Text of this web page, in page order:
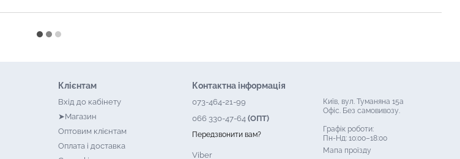
Клієнтам
Вхід до кабінету
➤Магазин
Оптовим клієнтам
Оплата і доставка
Контактна інформація
073-464-21-99
066 330-47-64 (ОПТ)
Передзвонити вам?
Viber
Київ, вул. Туманяна 15а
Офіс. Без самовивозу.
Графік роботи:
Пн-Нд: 10:00–18:00
Мапа проїзду